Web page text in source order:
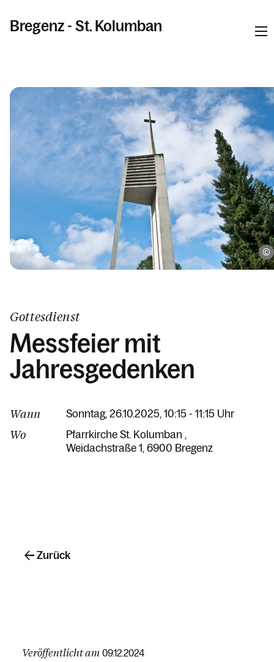
Bregenz - St. Kolumban
Kalender
Kontakt
Gottesdienst
Messfeier mit
Jahresgedenken
Wann Sonntag, 26.10.2025, 10:15 - 11:15 Uhr
Wo
Pfarrkirche St. Kolumban
Weidachstraße 1 6900 Bregenz
Veröffentlicht am 09.12.2024
Zurück